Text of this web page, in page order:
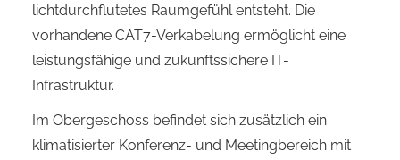
lichtdurchflutetes Raumgefühl entsteht. Die
vorhandene CAT7-Verkabelung ermöglicht eine
leistungsfähige und zukunftssichere IT-
Infrastruktur.
Im Obergeschoss befindet sich zusätzlich ein
klimatisierter Konferenz- und Meetingbereich mit